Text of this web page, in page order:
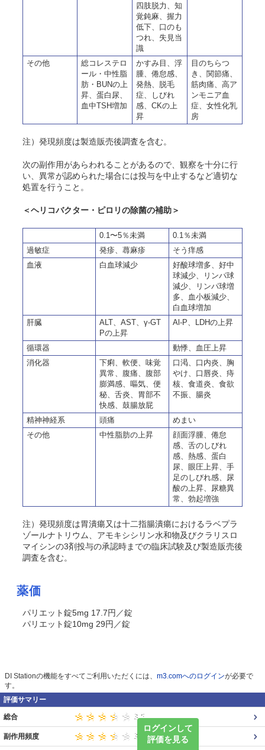
四肢脱力、知
覚鈍麻、握力
低下、口のも
つれ、失見当
識
その他
総コレステロ
ール・中性脂
肪・BUNの上
昇、蛋白尿、
血中TSH増加
かすみ目、浮
腫、倦怠感、
発熱、脱毛
症、しびれ
感、CKの上
昇
目のちらつ
き、関節痛、
筋肉痛、高ア
ンモニア血
症、女性化乳
房
注）発現頻度は製造販売後調査を含む。
次の副作用があらわれることがあるので、観察を十分に行
い、異常が認められた場合には投与を中止するなど適切な
処置を行うこと。
＜ヘリコバクター・ピロリの除菌の補助＞
0.1〜5％未満
0.1％未満
過敏症
発疹、蕁麻疹 そう 痒感
血液
白血球減少
好酸球増多、好中
球減少、リンパ球
減少、リンパ球増
多、血小板減少、
白血球増加
肝臓
ALT、AST、γ-GT
Pの上昇
Al-P、LDHの上昇
循環器
動悸、血圧上昇
消化器
下痢、軟便、味覚
異常、腹痛、腹部
膨満感、嘔気、便
秘、舌炎、胃部不
快感、鼓腸放屁
口渇、口内炎、胸
やけ、口唇炎、痔
核、食道炎、食欲
不振、腸炎
精神神経系 頭痛
めまい
その他
中性脂肪の上昇
顔面浮腫、倦怠
感、舌のしびれ
感、熱感、蛋白
尿、眼圧上昇、手
足のしびれ感、尿
酸の上昇、尿糖異
常、勃起増強
注）発現頻度は胃潰瘍又は十二指腸潰瘍におけるラベプラ
ゾールナトリウム、アモキシシリン水和物及びクラリスロ
マイシンの3剤投与の承認時までの臨床試験及び製造販売後
調査を含む。
薬価
パリエット錠5mg 17.7円／錠
パリエット錠10mg 29円／錠
DI Stationの機能をすべてご利用いただくには、 m3.comへのログインが必要で
す。
評価サマリー
ログインして
評価を見る
総合
副作用頻度